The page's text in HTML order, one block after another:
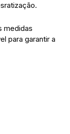
medidas
para garantir a